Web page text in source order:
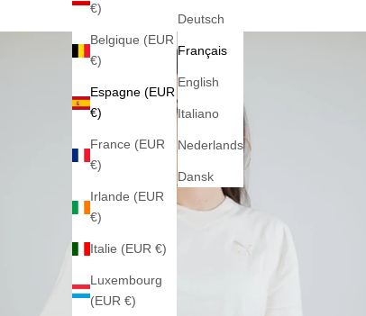
€)
Belgique (EUR
€)
Espagne (EUR
€)
France (EUR
€)
Irlande (EUR
€)
Italie (EUR €)
Luxembourg
(EUR €)
Deutsch
Français
English
Italiano
Nederlands
Dansk